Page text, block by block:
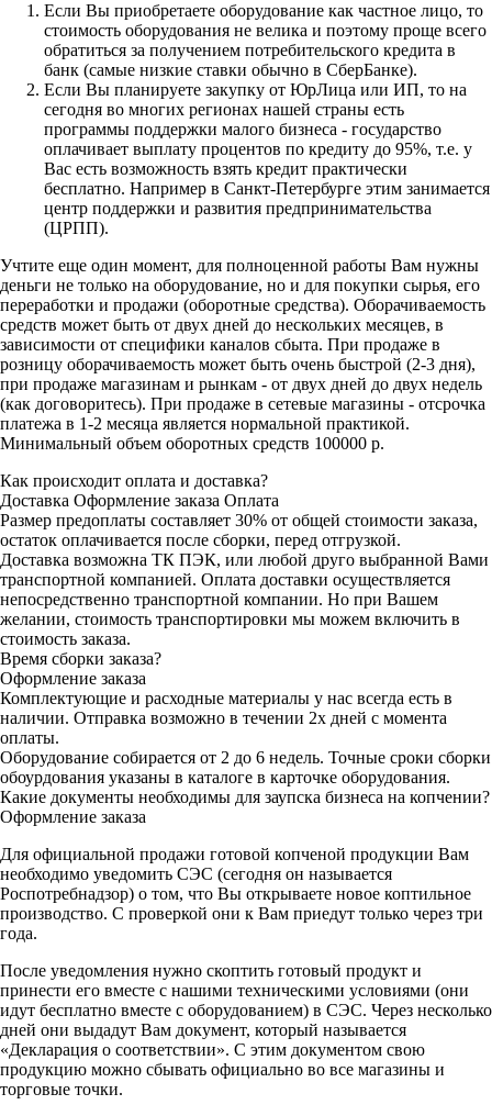
Если Вы приобретаете оборудование как частное лицо, то
стоимость оборудования не велика и поэтому проще всего
обратиться за получением потребительского кредита в
банк (самые низкие ставки обычно в СберБанке).
Если Вы планируете закупку от ЮрЛица или ИП, то на
сегодня во многих регионах нашей страны есть
программы поддержки малого бизнеса - государство
оплачивает выплату процентов по кредиту до 95%, т.е. у
Вас есть возможность взять кредит практически
бесплатно. Например в Санкт-Петербурге этим занимается
центр поддержки и развития предпринимательства
(ЦРПП).
Учтите еще один момент, для полноценной работы Вам нужны
деньги не только на оборудование, но и для покупки сырья, его
переработки и продажи (оборотные средства). Оборачиваемость
средств может быть от двух дней до нескольких месяцев, в
зависимости от специфики каналов сбыта. При продаже в
розницу оборачиваемость может быть очень быстрой (2-3 дня),
при продаже магазинам и рынкам - от двух дней до двух недель
(как договоритесь). При продаже в сетевые магазины - отсрочка
платежа в 1-2 месяца является нормальной практикой.
Минимальный объем оборотных средств 100000 р.
Как происходит оплата и доставка?
Доставка Оформление заказа Оплата
Размер предоплаты составляет 30% от общей стоимости заказа,
остаток оплачивается после сборки, перед отгрузкой.
Доставка возможна ТК ПЭК, или любой друго выбранной Вами
транспортной компанией. Оплата доставки осуществляется
непосредственно транспортной компании. Но при Вашем
желании, стоимость транспортировки мы можем включить в
стоимость заказа.
Время сборки заказа?
Оформление заказа
Комплектующие и расходные материалы у нас всегда есть в
наличии. Отправка возможно в течении 2х дней с момента
оплаты.
Оборудование собирается от 2 до 6 недель. Точные сроки сборки
обоурдования указаны в каталоге в карточке оборудования.
Какие документы необходимы для заупска бизнеса на копчении?
Оформление заказа
Для официальной продажи готовой копченой продукции Вам
необходимо уведомить СЭС (сегодня он называется
Роспотребнадзор) о том, что Вы открываете новое коптильное
производство. С проверкой они к Вам приедут только через три
года.
После уведомления нужно скоптить готовый продукт и
принести его вместе с нашими техническими условиями (они
идут бесплатно вместе с оборудованием) в СЭС. Через несколько
дней они выдадут Вам документ, который называется
«Декларация о соответствии». С этим документом свою
продукцию можно сбывать официально во все магазины и
торговые точки.